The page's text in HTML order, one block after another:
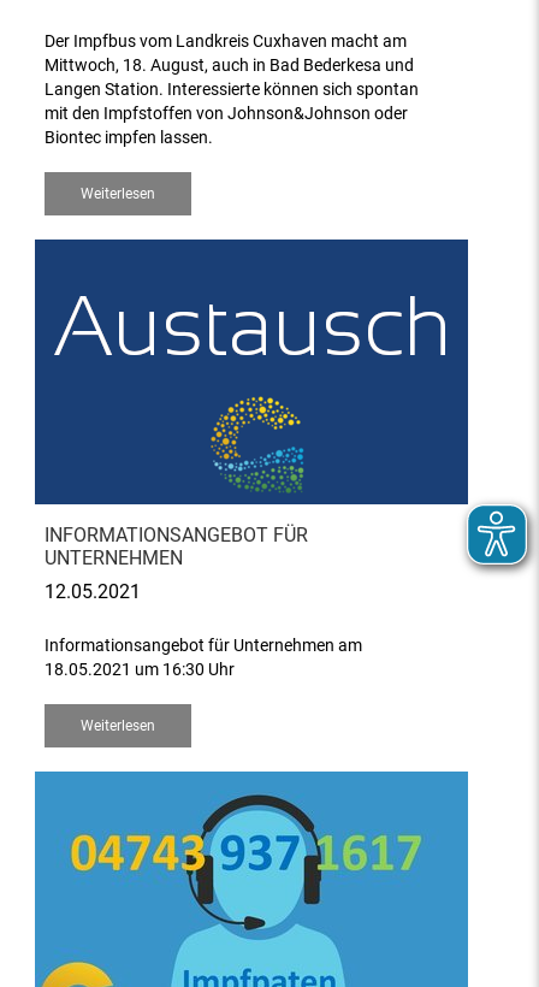
Der Impfbus vom Landkreis Cuxhaven macht am
Mittwoch, 18. August, auch in Bad Bederkesa und
Langen Station. Interessierte können sich spontan
mit den Impfstoffen von Johnson&Johnson oder
Biontec impfen lassen.
Weiterlesen
INFORMATIONSANGEBOT FÜR
UNTERNEHMEN
12.05.2021
Informationsangebot für Unternehmen am
18.05.2021 um 16:30 Uhr
Weiterlesen